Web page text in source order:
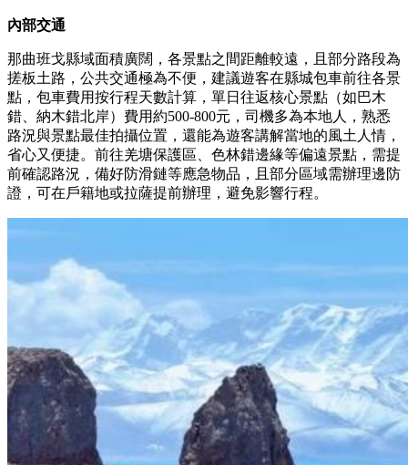
內部交通
那曲班戈縣域面積廣闊，各景點之間距離較遠，且部分路段為
搓板土路，公共交通極為不便，建議遊客在縣城包車前往各景
點，包車費用按行程天數計算，單日往返核心景點（如巴木
錯、納木錯北岸）費用約500-800元，司機多為本地人，熟悉
路況與景點最佳拍攝位置，還能為遊客講解當地的風土人情，
省心又便捷。前往羌塘保護區、色林錯邊緣等偏遠景點，需提
前確認路況，備好防滑鏈等應急物品，且部分區域需辦理邊防
證，可在戶籍地或拉薩提前辦理，避免影響行程。